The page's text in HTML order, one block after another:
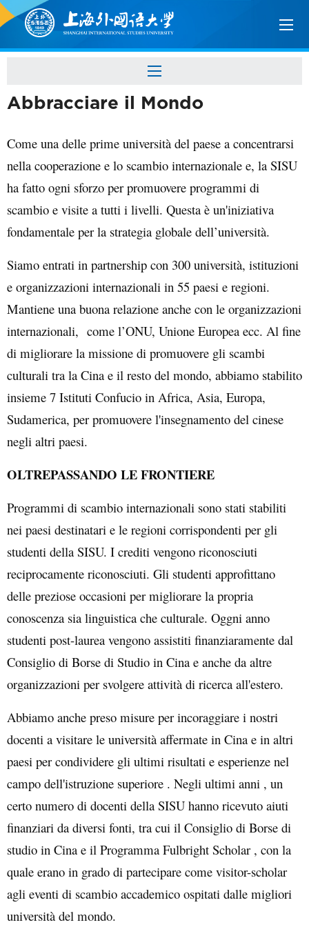
Abbracciare il Mondo
Come una delle prime università del paese a concentrarsi
nella cooperazione e lo scambio internazionale e, la SISU
ha fatto ogni sforzo per promuovere programmi di
scambio e visite a tutti i livelli. Questa è un'iniziativa
fondamentale per la strategia globale dell’università.
Siamo entrati in partnership con 300 università, istituzioni
e organizzazioni internazionali in 55 paesi e regioni.
Mantiene una buona relazione anche con le organizzazioni
internazionali, come l’ONU, Unione Europea ecc. Al fine
di migliorare la missione di promuovere gli scambi
culturali tra la Cina e il resto del mondo, abbiamo stabilito
insieme 7 Istituti Confucio in Africa, Asia, Europa,
Sudamerica, per promuovere l'insegnamento del cinese
negli altri paesi.
OLTREPASSANDO LE FRONTIERE
Programmi di scambio internazionali sono stati stabiliti
nei paesi destinatari e le regioni corrispondenti per gli
studenti della SISU. I crediti vengono riconosciuti
reciprocamente riconosciuti. Gli studenti approfittano
delle preziose occasioni per migliorare la propria
conoscenza sia linguistica che culturale. Oggni anno
studenti post-laurea vengono assistiti finanziaramente dal
Consiglio di Borse di Studio in Cina e anche da altre
organizzazioni per svolgere attività di ricerca all'estero.
Abbiamo anche preso misure per incoraggiare i nostri
docenti a visitare le università affermate in Cina e in altri
paesi per condividere gli ultimi risultati e esperienze nel
campo dell'istruzione superiore . Negli ultimi anni , un
certo numero di docenti della SISU hanno ricevuto aiuti
finanziari da diversi fonti, tra cui il Consiglio di Borse di
studio in Cina e il Programma Fulbright Scholar , con la
quale erano in grado di partecipare come visitor-scholar
agli eventi di scambio accademico ospitati dalle migliori
università del mondo.